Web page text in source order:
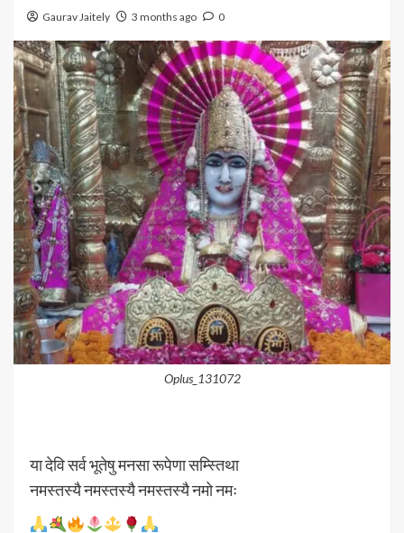
Gaurav Jaitely 3 months ago 0
Oplus_131072
या देवि सर्व भूतेषु मनसा रूपेणा सम्स्तिथा
नमस्तस्यै नमस्तस्यै नमस्तस्यै नमो नमः